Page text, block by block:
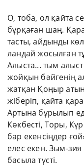
О, тоба, ол қайта
бұрқаған шаң.
тасты, айдынды
ландай жосылған
Алыста... тым
жойқын бәйгенің
жатқан Қоңыр
жіберіп, қайта
Артына бұрылып
Көкбесті, Торы,
бар екенсіңдер
елес екен. Зым-зия
басыла түсті.